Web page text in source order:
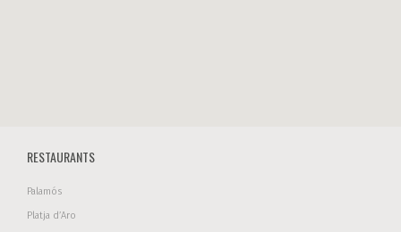
RESTAURANTS
Palamós
Platja d’Aro